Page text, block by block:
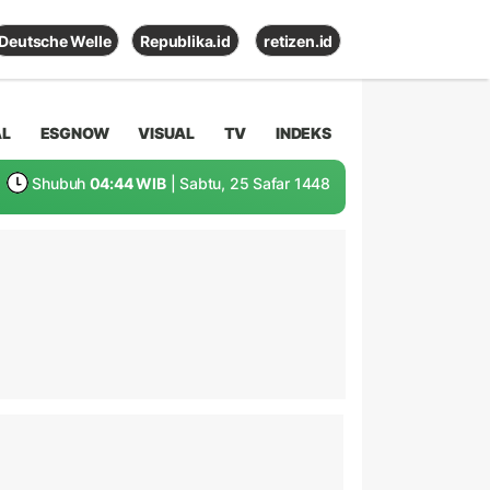
Deutsche Welle Republika.id retizen.id
ESGNOW VISUAL TV INDEKS
Shubuh 04:44 WIB | Sabtu, 25 Safar 1448